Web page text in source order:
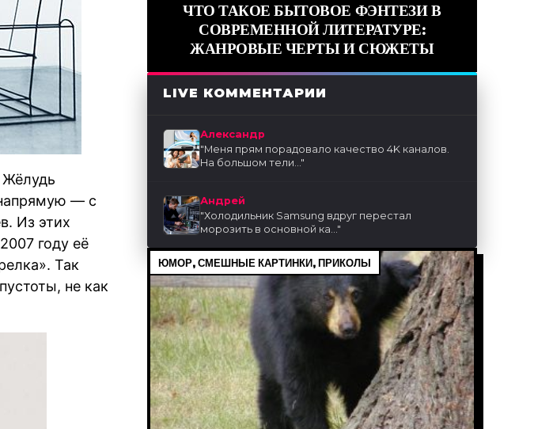
Жёлудь
— с
Из этих
году её
Так
не как
ЧТО ТАКОЕ БЫТОВОЕ ФЭНТЕЗИ В
СОВРЕМЕННОЙ ЛИТЕРАТУРЕ:
ЖАНРОВЫЕ ЧЕРТЫ И СЮЖЕТЫ
LIVE КОММЕНТАРИИ
Александр
"Меня прям порадовало качество 4K каналов.
На большом тели..."
Андрей
"Холодильник Samsung вдруг перестал
морозить в основной ка..."
ЮМОР, СМЕШНЫЕ КАРТИНКИ, ПРИКОЛЫ